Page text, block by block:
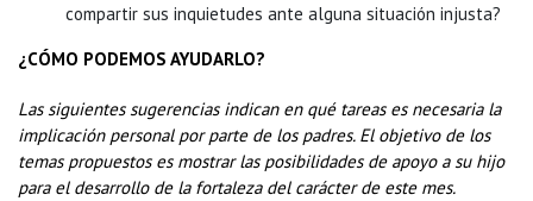
compartir sus inquietudes ante alguna situación injusta?
¿CÓMO PODEMOS AYUDARLO?
Las siguientes sugerencias indican en qué tareas es necesaria la
implicación personal por parte de los padres. El objetivo de los
temas propuestos es mostrar las posibilidades de apoyo a su hijo
para el desarrollo de la fortaleza del carácter de este mes.